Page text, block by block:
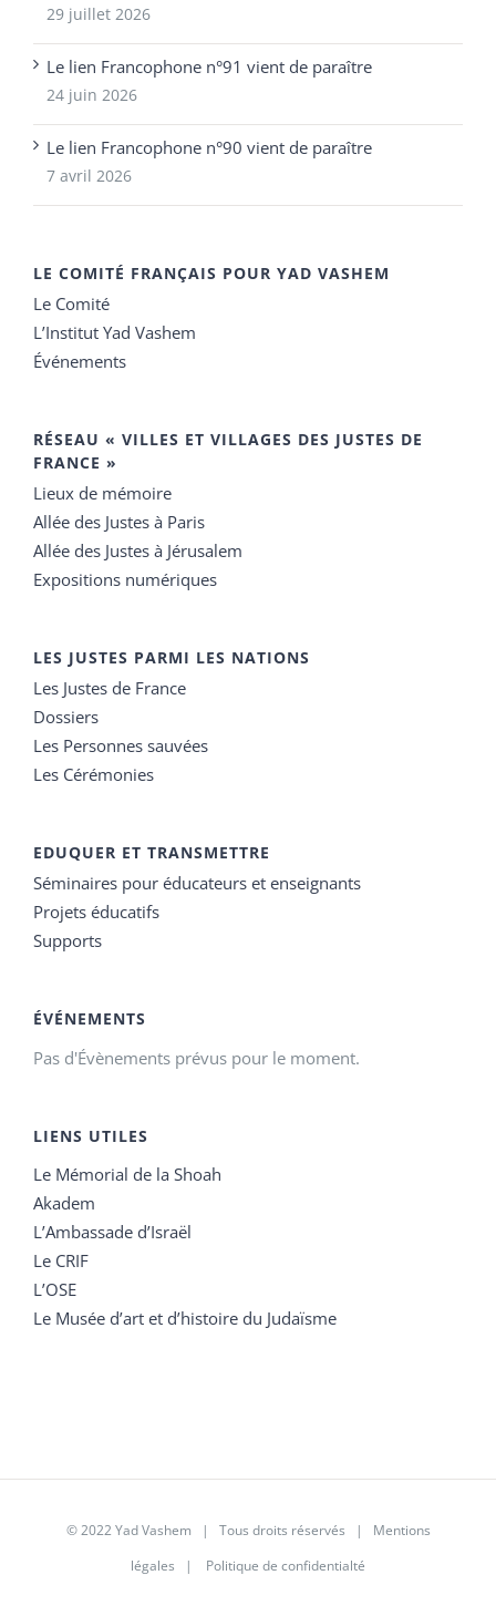
29 juillet 2026
Le lien Francophone n°91 vient de paraître
24 juin 2026
Le lien Francophone n°90 vient de paraître
7 avril 2026
LE COMITÉ FRANÇAIS POUR YAD VASHEM
Le Comité
L’Institut Yad Vashem
Événements
RÉSEAU « VILLES ET VILLAGES DES JUSTES DE
FRANCE »
Lieux de mémoire
Allée des Justes à Paris
Allée des Justes à Jérusalem
Expositions numériques
LES JUSTES PARMI LES NATIONS
Les Justes de France
Dossiers
Les Personnes sauvées
Les Cérémonies
EDUQUER ET TRANSMETTRE
Séminaires pour éducateurs et enseignants
Projets éducatifs
Supports
ÉVÉNEMENTS
Pas d'Évènements prévus pour le moment.
LIENS UTILES
Le Mémorial de la Shoah
Akadem
L’Ambassade d’Israël
Le CRIF
L’OSE
Le Musée d’art et d’histoire du Judaïsme
© 2022 Yad Vashem | Tous droits réservés | Mentions
légales | Politique de confidentialté